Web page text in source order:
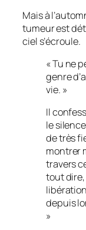
Mais à
tumeur est
ciel s’écroule.
« Tu ne
genre
vie. »
Il
le
de très
montrer
travers
tout
depuis
»